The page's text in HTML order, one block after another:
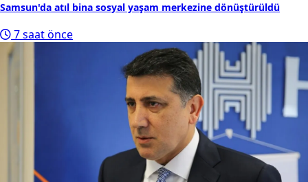
Samsun'da atıl bina sosyal yaşam merkezine dönüştürüldü
7 saat önce